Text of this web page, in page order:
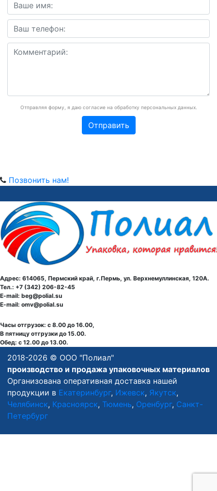
Отправляя форму, я даю согласие на обработку персональных данных.
Позвонить нам!
Адрес: 614065, Пермский край, г.Пермь, ул. Верхнемуллинская, 120А.
Тел.: +7 (342) 206-82-45
E-mail: beg@polial.su
E-mail: omv@polial.su
Часы отгрузок: с 8.00 до 16.00,
В пятницу отгрузки до 15.00.
Обед: с 12.00 до 13.00.
2018-2026 © ООО "Полиал"
производство и продажа упаковочных материалов
Организована оперативная доставка нашей
продукции в Екатеринбург, Ижевск, Якутск,
Челябинск, Красноярск, Тюмень, Оренбург, Санкт-
Петербург